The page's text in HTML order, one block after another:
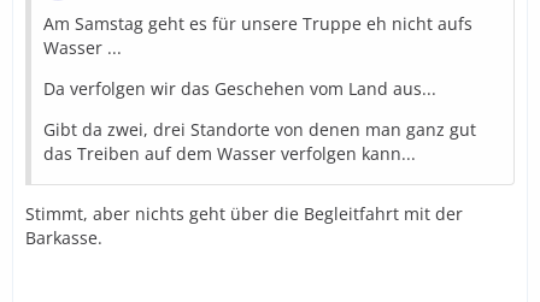
Am Samstag geht es für unsere Truppe eh nicht aufs
Wasser ...
Da verfolgen wir das Geschehen vom Land aus...
Gibt da zwei, drei Standorte von denen man ganz gut
das Treiben auf dem Wasser verfolgen kann...
Stimmt, aber nichts geht über die Begleitfahrt mit der
Barkasse.